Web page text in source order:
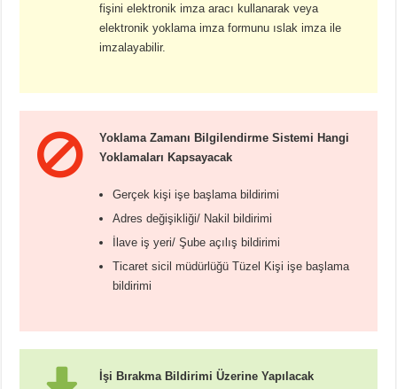
fişini elektronik imza aracı kullanarak veya
elektronik yoklama imza formunu ıslak imza ile
imzalayabilir.
Yoklama Zamanı Bilgilendirme Sistemi Hangi
Yoklamaları Kapsayacak
Gerçek kişi işe başlama bildirimi
Adres değişikliği/ Nakil bildirimi
İlave iş yeri/ Şube açılış bildirimi
Ticaret sicil müdürlüğü Tüzel Kişi işe başlama
bildirimi
İşi Bırakma Bildirimi Üzerine Yapılacak